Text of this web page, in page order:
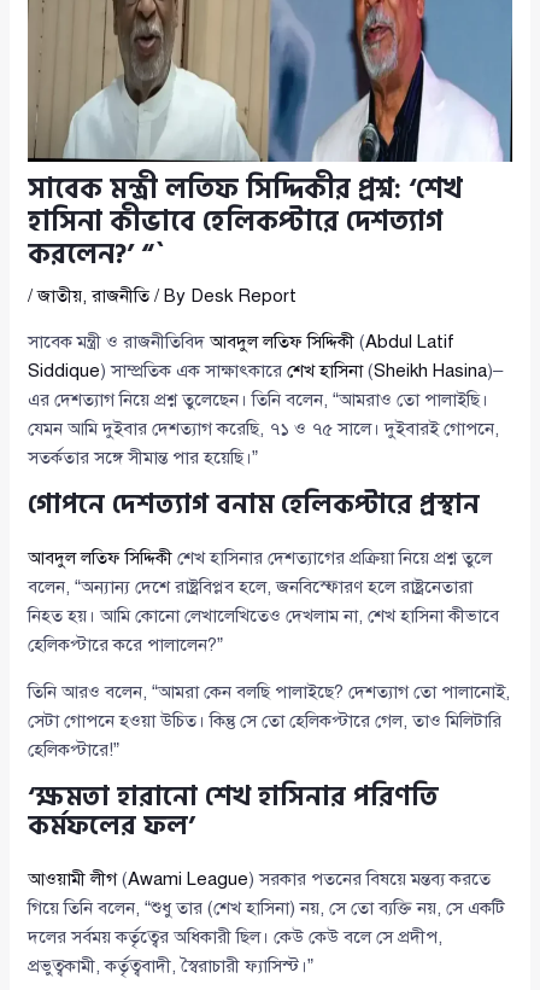
সাবেক মন্ত্রী লতিফ সিদ্দিকীর প্রশ্ন: ‘শেখ
হাসিনা কীভাবে হেলিকপ্টারে দেশত্যাগ
করলেন?’ “`
/জাতীয়,রাজনীতি/ By Desk Report
সাবেক মন্ত্রী ও রাজনীতিবিদআবদুল লতিফ সিদ্দিকী (Abdul Latif
Siddique) সাম্প্রতিক এক সাক্ষাৎকারেশেখ হাসিনা(Sheikh Hasina)–
এর দেশত্যাগ নিয়ে প্রশ্ন তুলেছেন। তিনি বলেন, “আমরাও তো পালাইছি।
যেমন আমি দুইবার দেশত্যাগ করেছি, ৭১ ও ৭৫ সালে। দুইবারই গোপনে,
সতর্কতার সঙ্গে সীমান্ত পার হয়েছি।”
গোপনে দেশত্যাগ বনাম হেলিকপ্টারে প্রস্থান
আবদুল লতিফ সিদ্দিকী শেখ হাসিনার দেশত্যাগের প্রক্রিয়া নিয়ে প্রশ্ন তুলে
বলেন, “অন্যান্য দেশে রাষ্ট্রবিপ্লব হলে, জনবিস্ফোরণ হলে রাষ্ট্রনেতারা
নিহত হয়। আমি কোনো লেখালেখিতেও দেখলাম না, শেখ হাসিনা কীভাবে
হেলিকপ্টারে করে পালালেন?”
তিনি আরও বলেন, “আমরা কেন বলছি পালাইছে? দেশত্যাগ তো পালানোই,
সেটা গোপনে হওয়া উচিত। কিন্তু সে তো হেলিকপ্টারে গেল, তাও মিলিটারি
হেলিকপ্টারে!”
‘ক্ষমতা হারানো শেখ হাসিনার পরিণতি
কর্মফলের ফল’
আওয়ামী লীগ(Awami League) সরকার পতনের বিষয়ে মন্তব্য করতে
গিয়ে তিনি বলেন, “শুধু তার (শেখ হাসিনা) নয়, সে তো ব্যক্তি নয়, সে একটি
দলের সর্বময় কর্তৃত্বের অধিকারী ছিল। কেউ কেউ বলে সে প্রদীপ,
প্রভুত্বকামী, কর্তৃত্ববাদী, স্বৈরাচারী ফ্যাসিস্ট।”